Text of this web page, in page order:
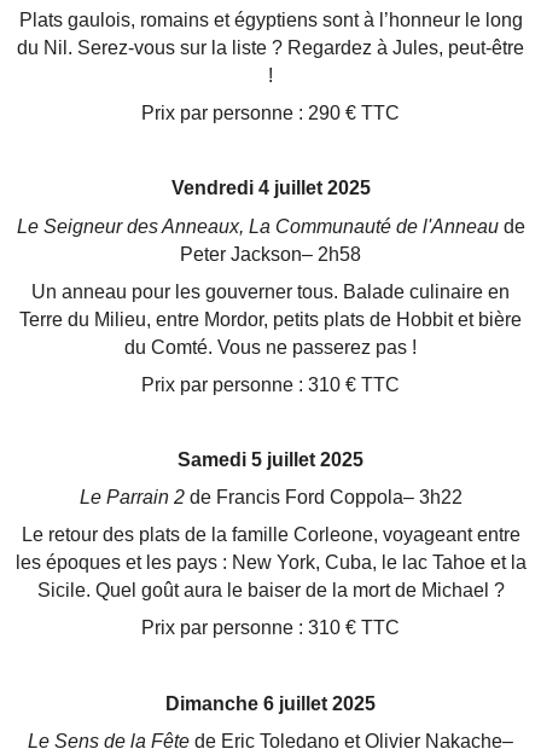
Plats gaulois, romains et égyptiens sont à l’honneur le long
du Nil. Serez-vous sur la liste ? Regardez à Jules, peut-être
!
Prix par personne : 290 € TTC
Vendredi 4 juillet 2025
Le Seigneur des Anneaux, La Communauté de l'Anneaude
Peter Jackson– 2h58
Un anneau pour les gouverner tous. Balade culinaire en
Terre du Milieu, entre Mordor, petits plats de Hobbitet bière
du Comté. Vous ne passerez pas !
Prix par personne : 310 € TTC
Samedi 5 juillet 2025
Le Parrain 2de Francis Ford Coppola– 3h22
Le retour des plats de la famille Corleone, voyageant entre
les époques et les pays : New York, Cuba, le lac Tahoe et la
Sicile. Quel goût aura le baiser de la mort de Michael ?
Prix par personne : 310 € TTC
Dimanche 6 juillet 2025
Le Sens de la Fête de Eric Toledano et Olivier Nakache–